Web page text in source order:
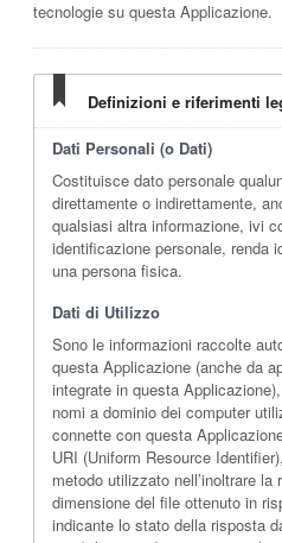
tecnologie su questa Applicazione.
Definizioni e riferimenti
Dati Personali (o Dati)
Costituisce dato personale
direttamente o indirettamente,
qualsiasi altra informazione, ivi
identificazione personale, renda
una persona fisica.
Dati di Utilizzo
Sono le informazioni raccolte
questa Applicazione (anche da
integrate in questa
nomi a dominio dei computer
connette con questa
URI (Uniform Resource
metodo utilizzato nell’inoltrare
dimensione del file ottenuto in
indicante lo stato della risposta